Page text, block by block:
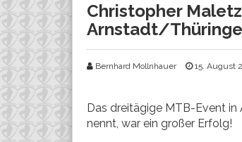
Christopher
Arnstadt/
Bernhard Mollnhauer 15. August
Das dreitägige MTB-Event
nennt, war ein großer Erfolg!